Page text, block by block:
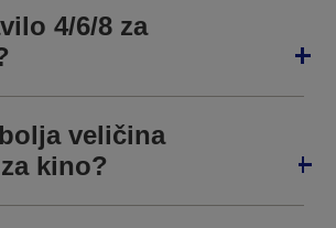
4/6/8 za
veličina
kino?